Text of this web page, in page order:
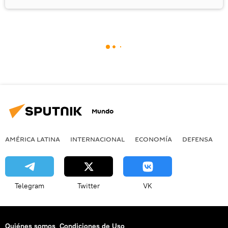
Mundo
AMÉRICA LATINA INTERNACIONAL ECONOMÍA DEFENSA
Telegram Twitter VK